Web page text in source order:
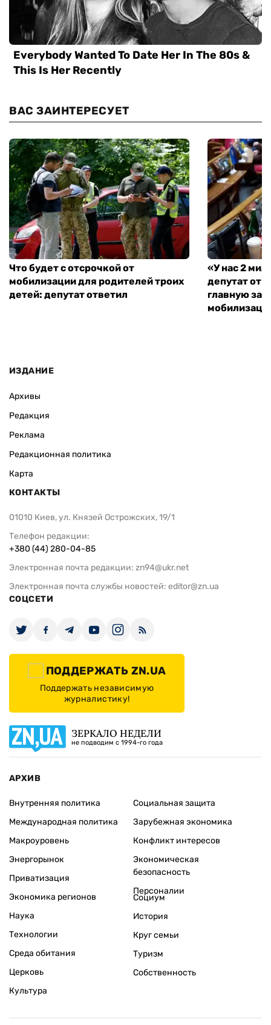
ВАС ЗАИНТЕРЕСУЕТ
Что будет с отсрочкой от
мобилизации для родителей троих
детей: депутат ответил
«У нас 2
депутат от
главную
ИЗДАНИЕ
Архивы
Редакция
Реклама
Редакционная политика
Карта
КОНТАКТЫ
01010 Киев, ул. Князей Острожских, 19/1
Телефон редакции:
+380 (44) 280-04-85
Электронная почта редакции: zn94@ukr.net
Электронная почта службы новостей: editor@zn.ua
СОЦСЕТИ
ПОДДЕРЖАТЬ ZN.UA
Поддержать независимую
журналистику!
ЗЕРКАЛО НЕДЕЛИ
не подводим с 1994-го года
АРХИВ
Внутренняя политика
Международная политика
Макроуровень
Энергорынок
Приватизация
Экономика регионов
Социальная защита
Зарубежная экономика
Конфликт интересов
Экономическая
безопасность
Персоналии
Наука
Технологии
Среда обитания
Церковь
Культура
Социум
История
Круг семьи
Туризм
Собственность